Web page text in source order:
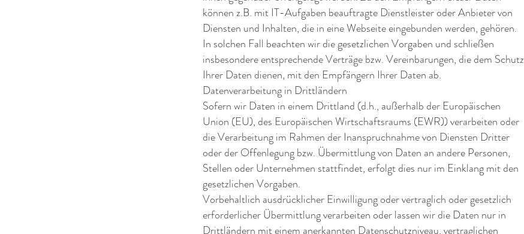
können z.B. mit IT-Aufgaben beauftragte Dienstleister oder Anbieter von
Diensten und Inhalten, die in eine Webseite eingebunden werden, gehören.
In solchen Fall beachten wir die gesetzlichen Vorgaben und schließen
insbesondere entsprechende Verträge bzw. Vereinbarungen, die dem Schutz
Ihrer Daten dienen, mit den Empfängern Ihrer Daten ab.
Datenverarbeitung in Drittländern
Sofern wir Daten in einem Drittland (d.h., außerhalb der Europäischen
Union (EU), des Europäischen Wirtschaftsraums (EWR)) verarbeiten oder
die Verarbeitung im Rahmen der Inanspruchnahme von Diensten Dritter
oder der Offenlegung bzw. Übermittlung von Daten an andere Personen,
Stellen oder Unternehmen stattfindet, erfolgt dies nur im Einklang mit den
gesetzlichen Vorgaben.
Vorbehaltlich ausdrücklicher Einwilligung oder vertraglich oder gesetzlich
erforderlicher Übermittlung verarbeiten oder lassen wir die Daten nur in
Drittländern mit einem anerkannten Datenschutzniveau, vertraglichen